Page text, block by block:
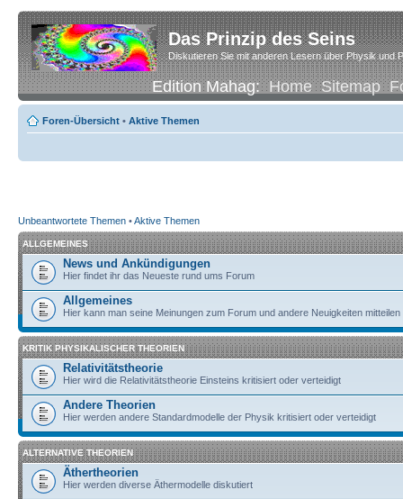
Das Prinzip des Seins
Diskutieren Sie mit anderen Lesern über Physik und
Edition Mahag:Home Sitemap
Foren-Übersicht • Aktive Themen
Unbeantwortete Themen •Aktive Themen
ALLGEMEINES
News und Ankündigungen
Hier findet ihr das Neueste rund ums Forum
Allgemeines
Hier kann man seine Meinungen zum Forum und andere Neuigkeiten mitteilen
KRITIK PHYSIKALISCHER THEORIEN
Relativitätstheorie
Hier wird die Relativitätstheorie Einsteins kritisiert oder verteidigt
Andere Theorien
Hier werden andere Standardmodelle der Physik kritisiert oder verteidigt
ALTERNATIVE THEORIEN
Äthertheorien
Hier werden diverse Äthermodelle diskutiert